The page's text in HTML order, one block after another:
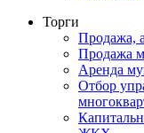
Торги
Продажа,
Продажа
Аренда
Отбор